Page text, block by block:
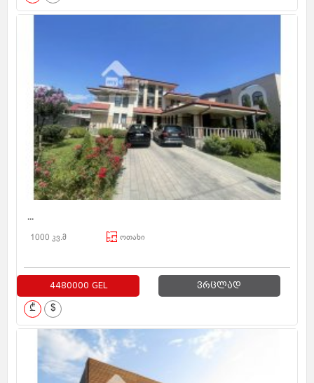
...
1000 კვ.მ ოთახი
4480000 GEL ვრცლად
₾ $